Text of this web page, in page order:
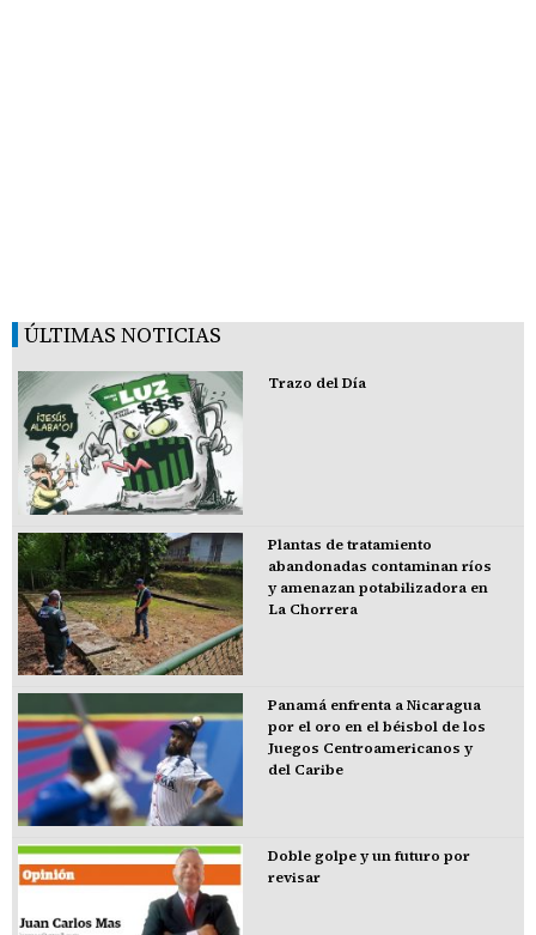
ÚLTIMAS NOTICIAS
Trazo del Día
Plantas de tratamiento
abandonadas contaminan ríos
y amenazan potabilizadora en
La Chorrera
Panamá enfrenta a Nicaragua
por el oro en el béisbol de los
Juegos Centroamericanos y
del Caribe
Doble golpe y un futuro por
revisar